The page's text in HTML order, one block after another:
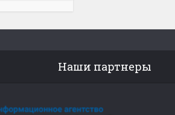
Наши партнеры